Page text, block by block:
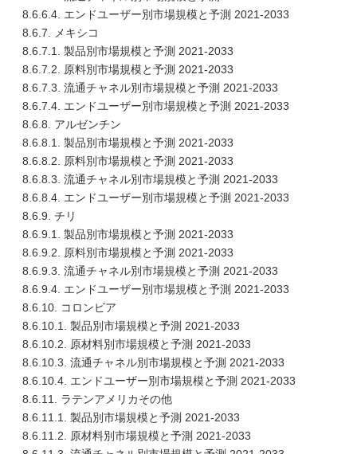
8.6.6.4. エンドユーザー別市場規模と予測 2021-2033
8.6.7. メキシコ
8.6.7.1. 製品別市場規模と予測 2021-2033
8.6.7.2. 原料別市場規模と予測 2021-2033
8.6.7.3. 流通チャネル別市場規模と予測 2021-2033
8.6.7.4. エンドユーザー別市場規模と予測 2021-2033
8.6.8. アルゼンチン
8.6.8.1. 製品別市場規模と予測 2021-2033
8.6.8.2. 原料別市場規模と予測 2021-2033
8.6.8.3. 流通チャネル別市場規模と予測 2021-2033
8.6.8.4. エンドユーザー別市場規模と予測 2021-2033
8.6.9. チリ
8.6.9.1. 製品別市場規模と予測 2021-2033
8.6.9.2. 原料別市場規模と予測 2021-2033
8.6.9.3. 流通チャネル別市場規模と予測 2021-2033
8.6.9.4. エンドユーザー別市場規模と予測 2021-2033
8.6.10. コロンビア
8.6.10.1. 製品別市場規模と予測 2021-2033
8.6.10.2. 原材料別市場規模と予測 2021-2033
8.6.10.3. 流通チャネル別市場規模と予測 2021-2033
8.6.10.4. エンドユーザー別市場規模と予測 2021-2033
8.6.11. ラテンアメリカその他
8.6.11.1. 製品別市場規模と予測 2021-2033
8.6.11.2. 原材料別市場規模と予測 2021-2033